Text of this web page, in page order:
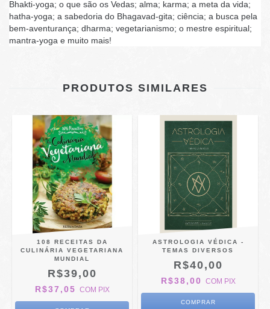
Bhakti-yoga; o que são os Vedas; alma; karma; a meta da vida;
hatha-yoga; a sabedoria do Bhagavad-gita; ciência; a busca pela
bem-aventurança; dharma; vegetarianismo; o mestre espiritual;
mantra-yoga e muito mais!
PRODUTOS SIMILARES
108 RECEITAS DA
CULINÁRIA VEGETARIANA
MUNDIAL
R$39,00
R$37,05 COM PIX
ASTROLOGIA VÉDICA -
TEMAS DIVERSOS
R$40,00
R$38,00 COM PIX